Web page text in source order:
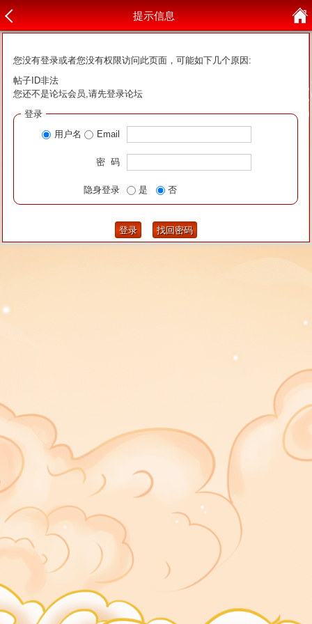
提示信息
您没有登录或者您没有权限访问此页面，可能如下几个原因:
帖子ID非法
您还不是论坛会员,请先登录论坛
登录
用户名
Email
密 码
隐身登录 是 否